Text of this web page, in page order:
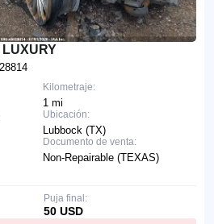
Kilometraje:
1 mi
Ubicación:
Lubbock (TX)
Documento de venta:
Non-Repairable (TEXAS)
Puja final:
50 USD